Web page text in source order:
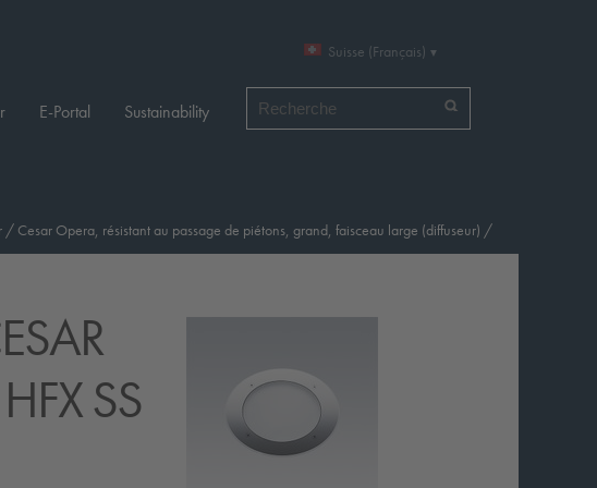
Suisse (Français)
E-Portal Sustainability
/ Cesar Opera, résistant au passage de piétons, grand, faisceau large (diffuseur) /
SS